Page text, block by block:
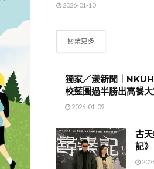
2026-01-10
閱讀更多
獨家／漾新聞｜
校藍圖過半勝出高餐
2026-01-09
古
記